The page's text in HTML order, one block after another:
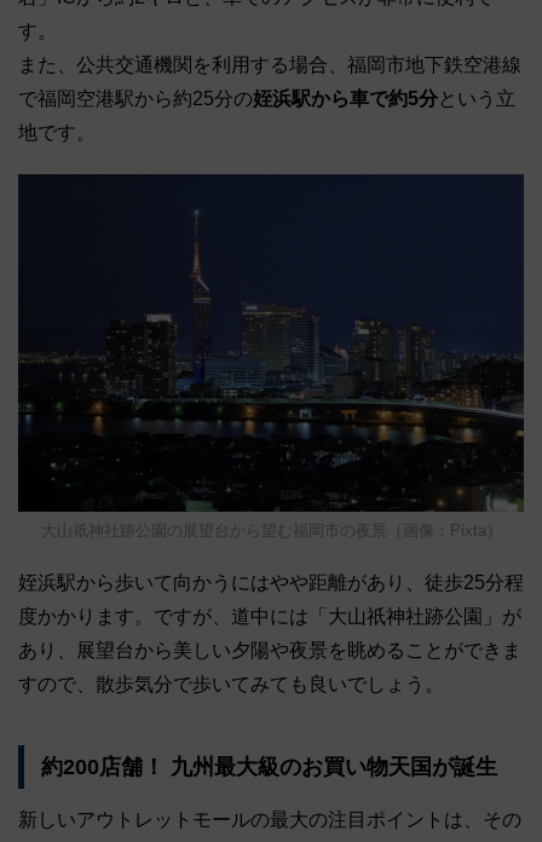
す。
また、公共交通機関を利用する場合、福岡市地下鉄空港線
で福岡空港駅から約25分の姪浜駅から車で約5分という立
地です。
大山祇神社跡公園の展望台から望む福岡市の夜景（画像：Pixta）
姪浜駅から歩いて向かうにはやや距離があり、徒歩25分程
度かかります。ですが、道中には「大山祇神社跡公園」が
あり、展望台から美しい夕陽や夜景を眺めることができま
すので、散歩気分で歩いてみても良いでしょう。
約200店舗！ 九州最大級のお買い物天国が誕生
新しいアウトレットモールの最大の注目ポイントは、その